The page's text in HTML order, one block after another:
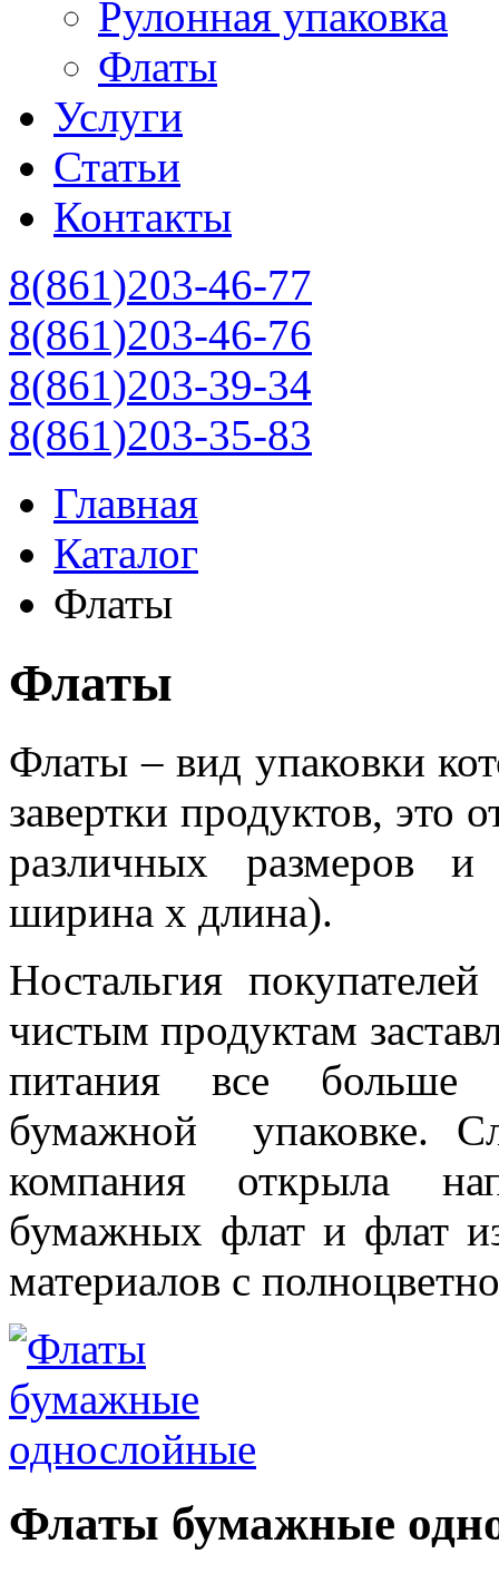
Рулонная упаковка
Флаты
Услуги
Статьи
Контакты
8(861)203-46-77
8(861)203-46-76
8(861)203-39-34
8(861)203-35-83
Главная
Каталог
Флаты
Флаты
Флаты – вид упаковки
завертки продуктов, это
различных размеров
ширина х длина).
Ностальгия
чистым продуктам
питания все больше
бумажной упаковке.
компания открыла
бумажных флат и флат
материалов с
Флаты бумажные